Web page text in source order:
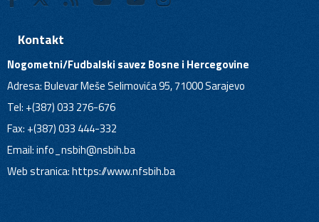
Kontakt
Nogometni/Fudbalski savez Bosne i Hercegovine
Adresa: Bulevar Meše Selimovića 95, 71000 Sarajevo
Tel: +(387) 033 276-676
Fax: +(387) 033 444-332
Email:info_nsbih@nsbih.ba
Web stranica: https://www.nfsbih.ba